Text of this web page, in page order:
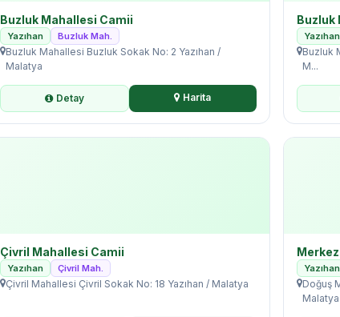
Buzluk Mahallesi Camii
Yazıhan Buzluk Mah.
Buzluk Mahallesi Buzluk Sokak No: 2 Yazıhan /
Malatya
Detay Harita
Buzluk
Yazıhan
Buzluk
M...
Çivril Mahallesi Camii
Yazıhan Çivril Mah.
Çivril Mahallesi Çivril Sokak No: 18 Yazıhan / Malatya
Yazıhan
Doğuş
Malatya